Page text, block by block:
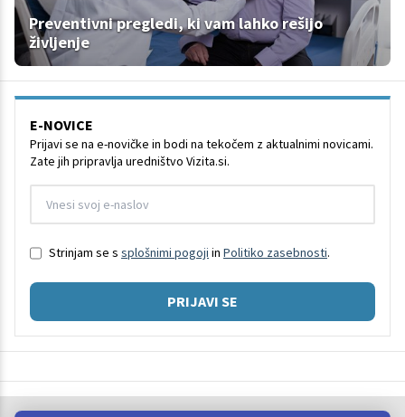
Preventivni pregledi, ki vam lahko rešijo
življenje
E-NOVICE
Prijavi se na e-novičke in bodi na tekočem z aktualnimi novicami.
Zate jih pripravlja uredništvo Vizita.si.
Strinjam se s splošnimi pogoji in Politiko zasebnosti.
PRIJAVI SE